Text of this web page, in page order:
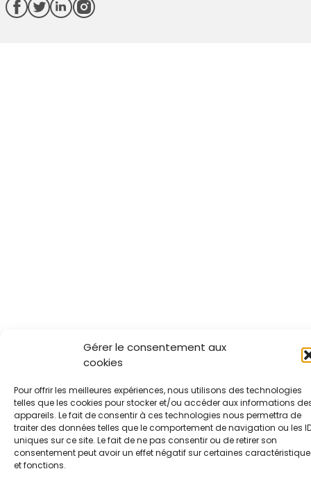
Gérer le consentement aux
cookies
Pour offrir les meilleures expériences, nous utilisons des technologies
telles que les cookies pour stocker et/ou accéder aux informations
appareils. Le fait de consentir à ces technologies nous permettra de
traiter des données telles que le comportement de navigation ou les
uniques sur ce site. Le fait de ne pas consentir ou de retirer son
consentement peut avoir un effet négatif sur certaines
et fonctions.